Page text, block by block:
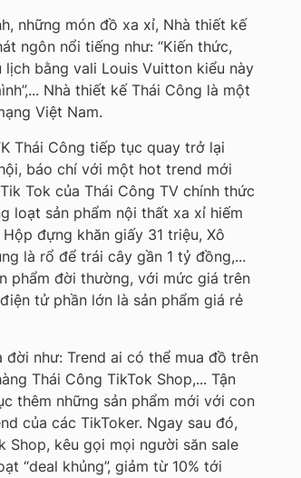
những món đồ xa xỉ, Nhà thiết kế
ngôn nổi tiếng như: “Kiến thức,
lịch bằng vali Louis Vuitton kiểu này
Nhà thiết kế Thái Công là một
Việt Nam.
Thái Công tiếp tục quay trở lại
báo chí với một hot trend mới
Tok của Thái Công TV chính thức
loạt sản phẩm nội thất xa xỉ hiếm
đựng khăn giấy 31 triệu, Xô
là rổ để trái cây gần 1 tỷ đồng,...
phẩm đời thường, với mức giá trên
tử phần lớn là sản phẩm giá rẻ
như: Trend ai có thể mua đồ trên
Thái Công TikTok Shop,... Tận
thêm những sản phẩm mới với con
của các TikToker. Ngay sau đó,
Shop, kêu gọi mọi người săn sale
“deal khủng”, giảm từ 10% tới